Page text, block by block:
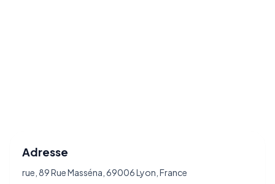
Adresse
rue, 89 Rue Masséna, 69006 Lyon, France